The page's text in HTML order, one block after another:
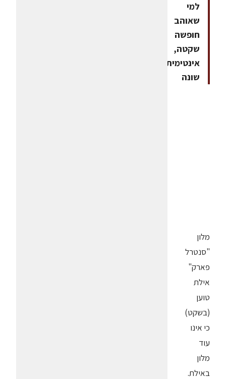
למי
שאוהב
חופשה
שקטה,
אינטימית,
שונה
מלון
"סנטרל
פארק"
אילת
טוען
(בשקט)
כי אינו
עוד
מלון
באילת.